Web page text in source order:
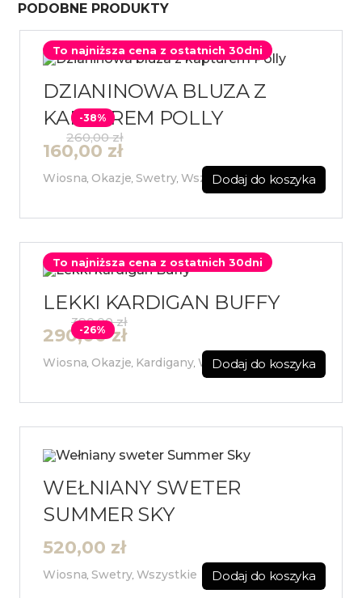
PODOBNE PRODUKTY
To najniższa cena z ostatnich 30dni
-38%
DZIANINOWA BLUZA Z
KAPTUREM POLLY
260,00zł
160,00 zł
Wiosna, Okazje,Swetry,WszystkieDodaj do koszyka
To najniższa cena z ostatnich 30dni
-26%
LEKKI KARDIGAN BUFFY
390,00zł
290,00zł
Wiosna, Okazje, Kardigany,Wszystkie
Dodaj do koszyka
WEŁNIANY SWETER
SUMMER SKY
520,00 zł
Wiosna ,Swetry ,Wszystkie Dodaj do koszyka